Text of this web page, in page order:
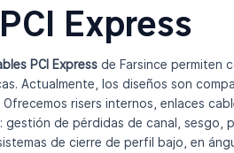
Express
PCI Express de Farsince permiten
Actualmente, los diseños son
risers internos, enlaces
gestión de pérdidas de canal,
de cierre de perfil bajo, en